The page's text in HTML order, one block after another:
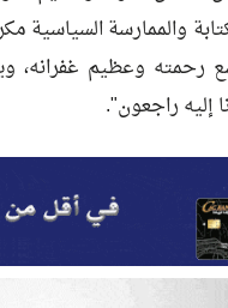
والممارسة السياسية
وعظيم غفرانه،
إليه راجعون".